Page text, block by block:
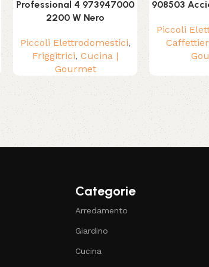
Professional 4 973947000
2200 W Nero
Piccoli Elettrodomestici,
Friggitrici, Cucina |
Gourmet
908503
Piccoli
Categorie
Arredamento
Giardino
Cucina